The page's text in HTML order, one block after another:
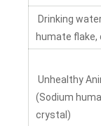
Drinking
humate flake,
Unhealthy
(Sodium
crystal)